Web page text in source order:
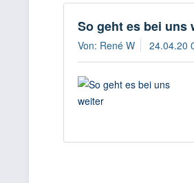
So geht es bei uns
Von: René W 24.04.20